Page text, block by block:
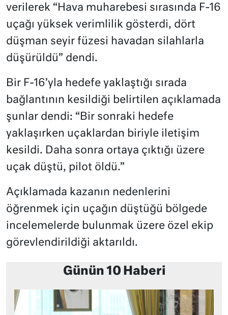
verilerek “Hava muharebesi sırasında F-16
uçağı yüksek verimlilik gösterdi, dört
düşman seyir füzesi havadan silahlarla
düşürüldü” dendi.
Bir F-16’yla hedefe yaklaştığı sırada
bağlantının kesildiği belirtilen açıklamada
şunlar dendi: “Bir sonraki hedefe
yaklaşırken uçaklardan biriyle iletişim
kesildi. Daha sonra ortaya çıktığı üzere
uçak düştü, pilot öldü.”
Açıklamada kazanın nedenlerini
öğrenmek için uçağın düştüğü bölgede
incelemelerde bulunmak üzere özel ekip
görevlendirildiği aktarıldı.
Günün 10 Haberi